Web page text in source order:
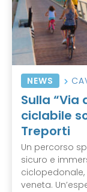
NEWS
Sulla “Via
ciclabile
Treporti
Un percorso
sicuro e
ciclopedonale,
veneta.